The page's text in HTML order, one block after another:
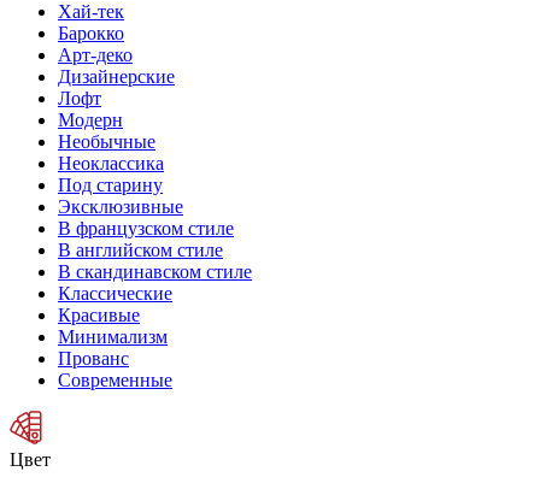
Хай-тек
Барокко
Арт-деко
Дизайнерские
Лофт
Модерн
Необычные
Неоклассика
Под старину
Эксклюзивные
В французском стиле
В английском стиле
В скандинавском стиле
Классические
Красивые
Минимализм
Прованс
Современные
Цвет